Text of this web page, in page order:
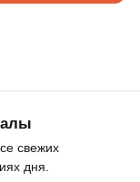
свежих
дня.